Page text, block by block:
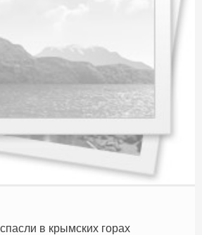
в крымских горах